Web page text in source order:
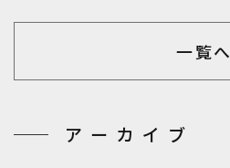
一覧へ
アーカイブ